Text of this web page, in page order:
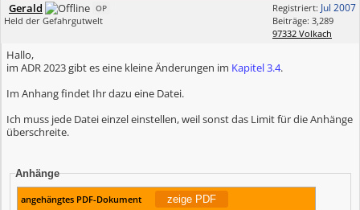
Registriert: Jul 2007
Beiträge: 3,289
97332 Volkach
Gerald OP
Held der Gefahrgutwelt
Hallo,
im ADR 2023 gibt es eine kleine Änderungen im Kapitel 3.4.
Im Anhang findet Ihr dazu eine Datei.
Ich muss jede Datei einzel einstellen, weil sonst das Limit für die Anhänge
überschreite.
Anhänge
angehängtes PDF-Dokument